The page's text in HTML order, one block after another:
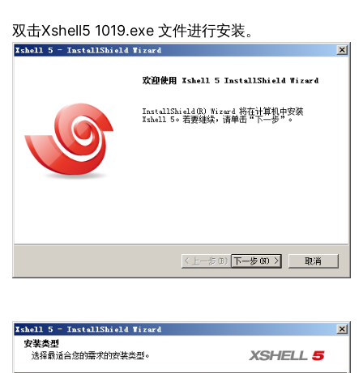
双击Xshell5 1019.exe 文件进行安装。